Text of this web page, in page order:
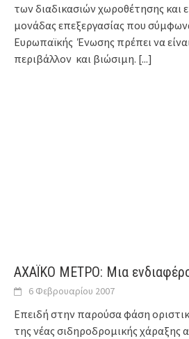
των διαδικασιών χωροθέτησης και
μονάδας επεξεργασίας που
Ευρωπαϊκής Ένωσης πρέπει να
περιβάλλον και βιώσιμη. [...]
ΑΧΑΪΚΟ ΜΕΤΡΟ: Μια
6 Φεβρουαρίου 2007
Επειδή στην παρούσα φάση
της νέας σιδηροδρομικής χάραξης